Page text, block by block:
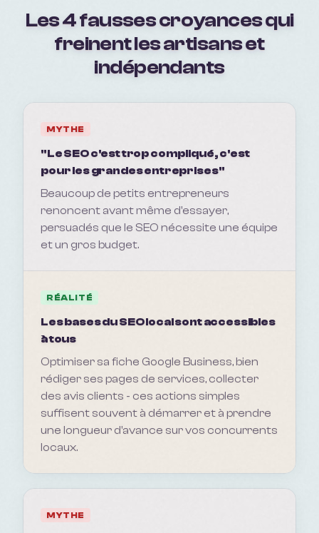
Les 4 fausses croyances qui
freinent les artisans et
indépendants
MYTHE
"Le SEO c'est trop compliqué, c'est
pour les grandes entreprises"
Beaucoup de petits entrepreneurs
renoncent avant même d'essayer,
persuadés que le SEO nécessite une équipe
et un gros budget.
RÉALITÉ
Les bases du SEO local sont accessibles
à tous
Optimiser sa fiche Google Business, bien
rédiger ses pages de services, collecter
des avis clients - ces actions simples
suffisent souvent à démarrer et à prendre
une longueur d'avance sur vos concurrents
locaux.
MYTHE